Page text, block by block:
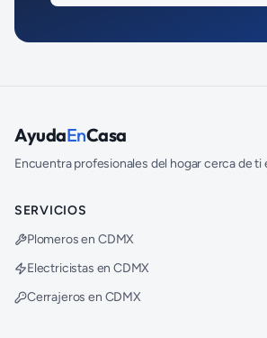
AyudaEnCasa
Encuentra profesionales del hogar cerca de ti
SERVICIOS
Plomeros en CDMX
Electricistas en CDMX
Cerrajeros en CDMX